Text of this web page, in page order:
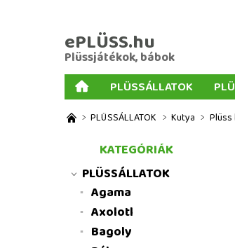
ePLÜSS.hu
Plüssjátékok, bábok
PLÜSSÁLLATOK
AJÁNDÉKOK PLÜSSÖKHÖZ
MENNYISÉGI KEDVEZMÉNYEK
PLÜSSÁLLATOK Kutya
KATEGÓRIÁK
PLÜSSÁLLATOK
Agama
Axolotl
Bagoly